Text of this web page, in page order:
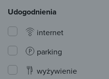
Udogodnienia
internet
parking
wyżywienie